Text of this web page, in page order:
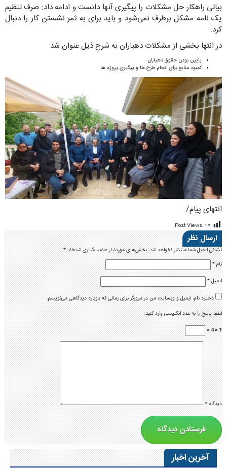
بیاتی راهکار حل مشکلات را پیگیری آنها دانست و ادامه داد: صرف تنظیم
یک نامه مشکل برطرف نمی‌شود و باید برای به ثمر نشستن کار را دنبال
کرد.
در انتها بخشی از مشکلات دهیاران به شرح ذیل عنوان شد:
پایین بودن حقوق دهیاران
کمبود منابع برای انجام طرح ها و پیگیری پروژه ها
انتهای پیام/
Post Views: ۲۷
ارسال نظر
نشانی ایمیل شما منتشر نخواهد شد.بخش‌های موردنیاز علامت‌گذاری شده‌اند*
نام*
ایمیل*
ذخیره نام، ایمیل و وبسایت من در مرورگر برای زمانی که دوباره دیدگاهی می‌نویسم.
لطفا پاسخ را به عدد انگلیسی وارد کنید:
1 × 4 =
دیدگاه*
آخرین اخبار